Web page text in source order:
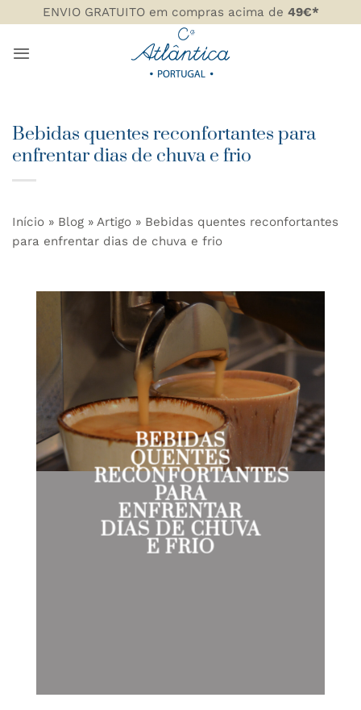
to
content
ENVIO GRATUITO em compras acima de 49€*
Bebidas quentes reconfortantes para
enfrentar dias de chuva e frio
Início » Blog » Artigo » Bebidas quentes reconfortantes
para enfrentar dias de chuva e frio
BEBIDAS
QUENTES
RECONFORTANTES
PARA
ENFRENTAR
DIAS DE CHUVA
E FRIO